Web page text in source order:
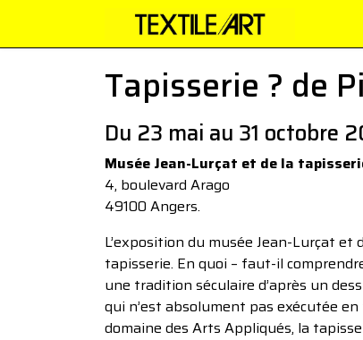
Tapisserie ? de
Du 23 mai au 31 octobre
Musée Jean-Lurçat et de la
4, boulevard Arago
49100 Angers.
L’exposition du musée Jean-Lurçat
tapisserie. En quoi – faut-il
une tradition séculaire d’après un
qui n’est absolument pas exécutée
domaine des Arts Appliqués, la